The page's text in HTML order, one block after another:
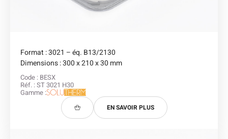
Format : 3021 – éq. B13/2130
Dimensions : 300 x 210 x 30 mm
Code : BESX
Réf. : ST 3021 H30
Gamme :
EN SAVOIR PLUS